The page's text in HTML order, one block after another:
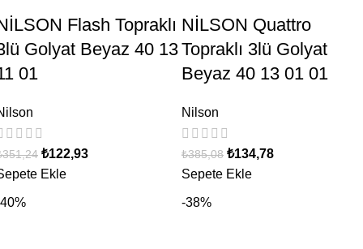
Flash Topraklı
Golyat Beyaz 40 13
01
351,24 ₺122,93
Ekle
NİLSON Quattro
Topraklı 3lü Golyat
Beyaz 40 13 01 01
Nilson
₺385,08 ₺134,78
Sepete Ekle
-38%